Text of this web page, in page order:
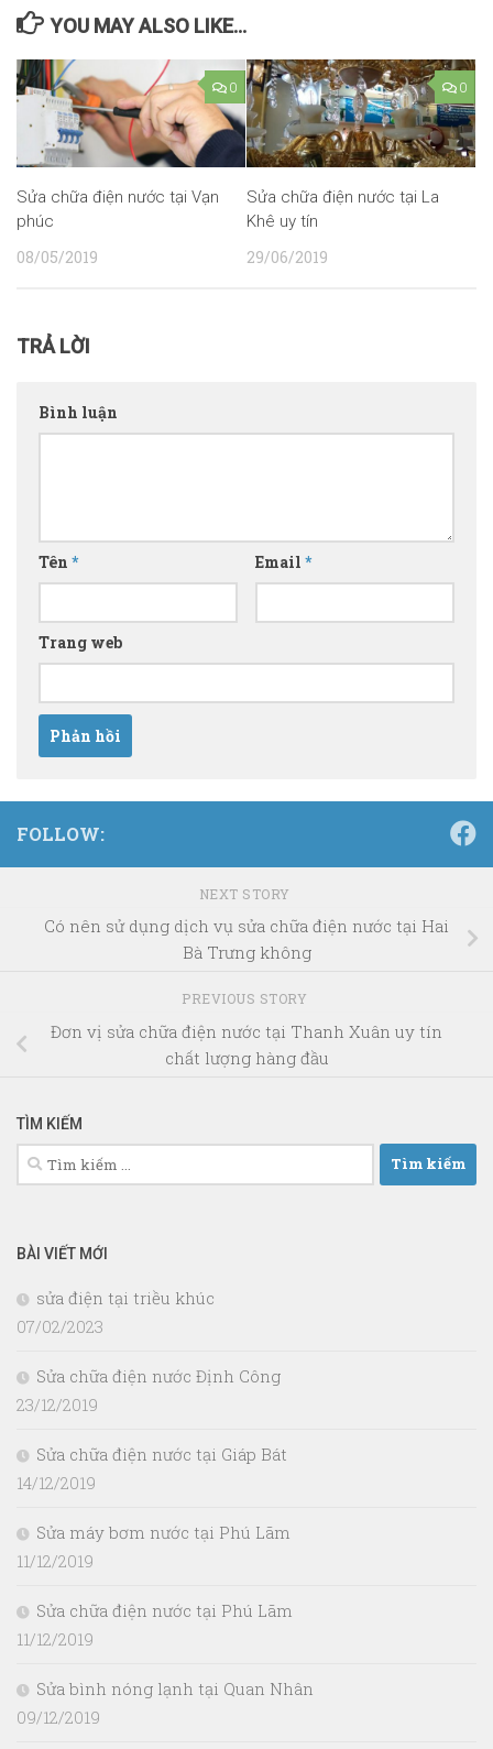
YOU MAY ALSO LIKE...
0
Sửa chữa điện nước tại Vạn
phúc
08/05/2019
0
Sửa chữa điện nước tại La
Khê uy tín
29/06/2019
TRẢ LỜI
Bình luận
Tên * Email *
Trang web
FOLLOW:
NEXT STORY
Có nên sử dụng dịch vụ sửa chữa điện nước tại Hai
Bà Trưng không
PREVIOUS STORY
Đơn vị sửa chữa điện nước tại Thanh Xuân uy tín
chất lượng hàng đầu
TÌM KIẾM
Tìm
kiếm
BÀI VIẾT MỚI
sửa điện tại triều khúc
07/02/2023
Sửa chữa điện nước Định Công
23/12/2019
Sửa chữa điện nước tại Giáp Bát
14/12/2019
Sửa máy bơm nước tại Phú Lãm
11/12/2019
Sửa chữa điện nước tại Phú Lãm
11/12/2019
Sửa bình nóng lạnh tại Quan Nhân
09/12/2019